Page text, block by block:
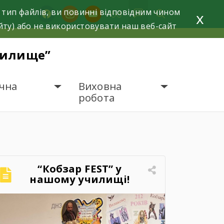
facebookinstagramyoutube
Виховна
робота
“Кобзар FEST” у
нашому училищі!
файлів, ви повинні відповідним чином
або не використовувати наш веб-сайт
x